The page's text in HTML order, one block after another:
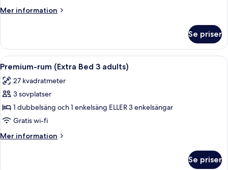
2
child)
Mer information
Mer
rum
(Extra
Bed
adults
+
child)
Se priser
Öppna
alla
foton
för
Premium-
rum
(Extra
Bed
adults)
Minibar, värdeförvaringsskåp på
8
Premium-rum (Extra Bed 3 adults)
27 kvadratmeter
3 sovplatser
1 dubbelsäng och 1 enkelsäng ELLER 3 enkelsängar
Gratis wi-fi
Mer information
Mer
Se priser